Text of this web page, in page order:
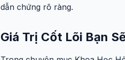
dẫn chứng rõ ràng.
Giá Trị Cốt Lõi Bạn